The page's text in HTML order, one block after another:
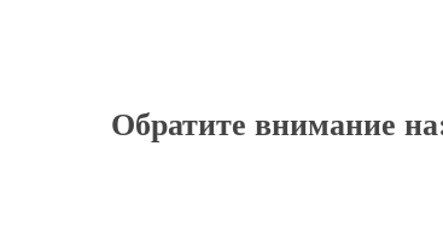
Обратите внимание